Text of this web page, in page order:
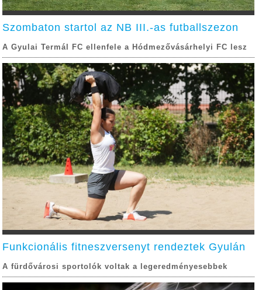
Szombaton startol az NB III.-as futballszezon
A Gyulai Termál FC ellenfele a Hódmezővásárhelyi FC lesz
Funkcionális fitneszversenyt rendeztek Gyulán
A fürdővárosi sportolók voltak a legeredményesebbek